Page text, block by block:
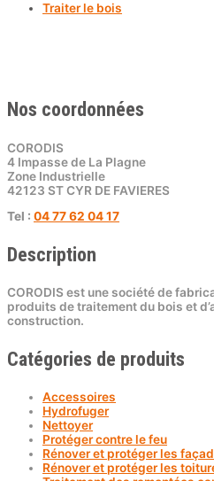
Traiter le bois
Nos coordonnées
CORODIS
4 Impasse de La Plagne
Zone Industrielle
42123 ST CYR DE FAVIERES
Tel : 04 77 62 04 17
Description
CORODIS est une société de
produits de traitement du bois et
construction.
Catégories de produits
Accessoires
Hydrofuger
Nettoyer
Protéger contre le feu
Rénover et protéger les
Rénover et protéger les